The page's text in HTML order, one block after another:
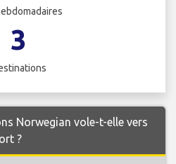
3
Norwegian vole-t-elle vers
?